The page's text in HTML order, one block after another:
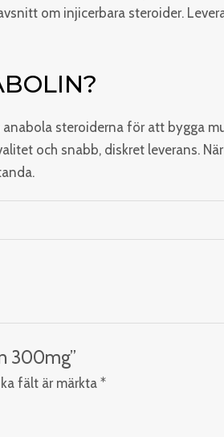
om injicerbara steroider.
steroiderna för att bygga
och snabb, diskret leverans.
300mg”
fält är märkta*